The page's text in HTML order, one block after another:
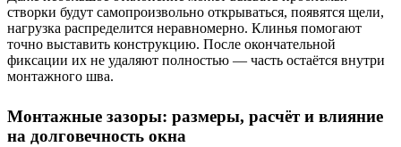
створки будут самопроизвольно открываться, появятся щели,
нагрузка распределится неравномерно. Клинья помогают
точно выставить конструкцию. После окончательной
фиксации их не удаляют полностью — часть остаётся внутри
монтажного шва.
Монтажные зазоры: размеры, расчёт и влияние
на долговечность окна